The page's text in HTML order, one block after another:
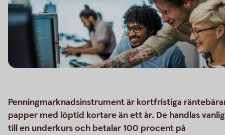
Penningmarknadsinstrument är kortfristiga
papper med löptid kortare än ett år. De handlas
till en underkurs och betalar 100 procent på